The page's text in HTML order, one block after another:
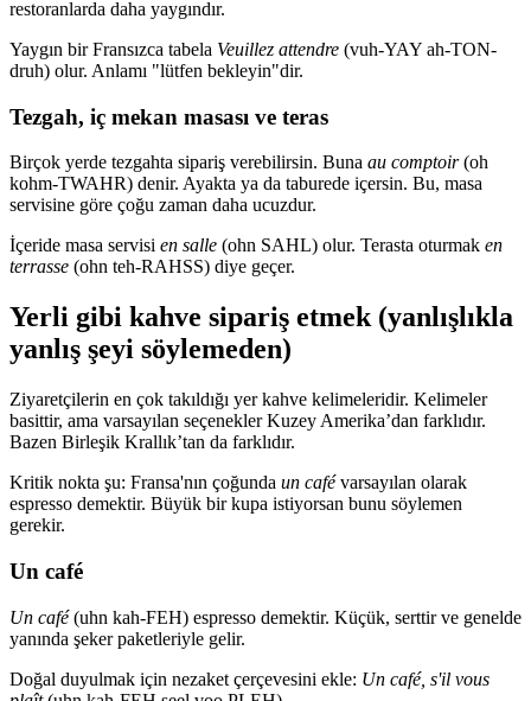
restoranlarda daha yaygındır.
Yaygın bir Fransızca tabela Veuillez attendre (vuh-YAY ah-TON-
druh) olur. Anlamı "lütfen bekleyin"dir.
Tezgah, iç mekan masası ve teras
Birçok yerde tezgahta sipariş verebilirsin. Buna au comptoir(oh
kohm-TWAHR) denir. Ayakta ya da taburede içersin. Bu, masa
servisine göre çoğu zaman daha ucuzdur.
İçeride masa servisi en salle (ohn SAHL) olur. Terasta oturmak en
terrasse (ohn teh-RAHSS) diye geçer.
Yerli gibi kahve sipariş etmek (yanlışlıkla
yanlış şeyi söylemeden)
Ziyaretçilerin en çok takıldığı yer kahve kelimeleridir. Kelimeler
basittir, ama varsayılan seçenekler Kuzey Amerika’dan farklıdır.
Bazen Birleşik Krallık’tan da farklıdır.
Kritik nokta şu: Fransa'nın çoğunda un cafévarsayılan olarak
espresso demektir. Büyük bir kupa istiyorsan bunu söylemen
gerekir.
Un café
Un café(uhn kah-FEH) espresso demektir. Küçük, serttir ve genelde
yanında şeker paketleriyle gelir.
Doğal duyulmak için nezaket çerçevesini ekle: Un café, s'il vous